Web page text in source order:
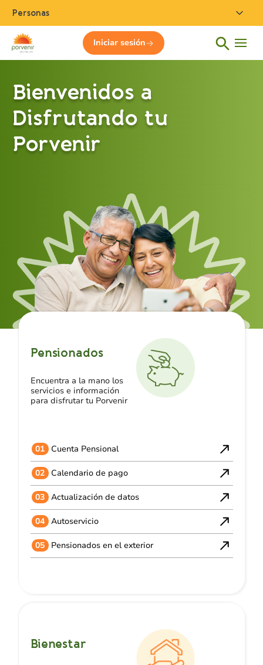
Personas
Iniciar sesión
Bienvenidos a
Disfrutando tu
Porvenir
Pensionados
Encuentra a la mano los
servicios e información
para disfrutar tu Porvenir
01 Cuenta Pensional
02 Calendario de pago
03 Actualización de datos
04 Autoservicio
05 Pensionados en el exterior
Bienestar